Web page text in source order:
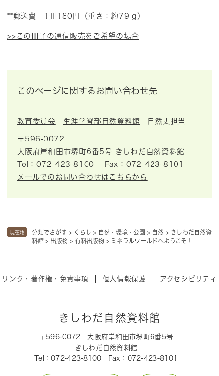
現在地 分類でさがす > くらし > 自然・環境・公園 > 自然 > きしわだ自然資
料館 > 出版物 > 有料出版物 > ミネラルワールドへようこそ！
**郵送費 1冊180円（重さ：約79 g）
>>この冊子の通信販売をご希望の場合
このページに関するお問い合わせ先
教育委員会 生涯学習部自然資料館 自然史担当
〒596-0072
大阪府岸和田市堺町6番5号 きしわだ自然資料館
Tel：072-423-8100
Fax：072-423-8101
メールでのお問い合わせはこちらから
リンク・著作権・免責事項 個人情報保護 アクセシビリティ
きしわだ自然資料館
〒596-0072
大阪府岸和田市堺町6番5号
きしわだ自然資料館
Tel：072-423-8100
Fax：072-423-8101